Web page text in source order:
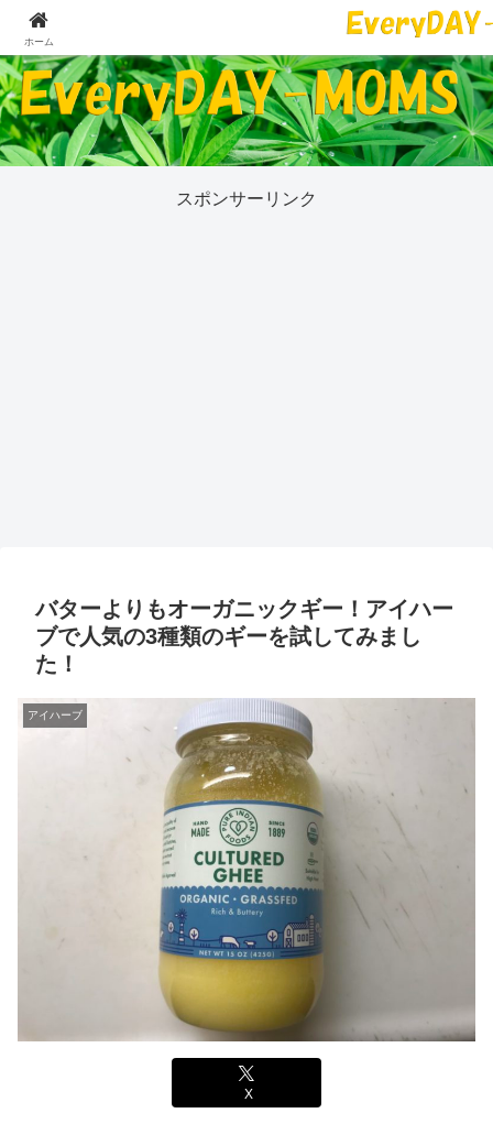
５０代の私が今気になっていることすべて
スポンサーリンク
バターよりもオーガニックギー！アイハー
ブで人気の3種類のギーを試してみまし
た！
アイハーブ
X
ホーム